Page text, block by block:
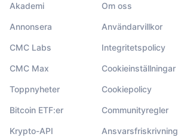
Akademi
Annonsera
CMC Labs
CMC Max
Toppnyheter
Bitcoin ETF:er
Krypto-API
Om oss
Användarvillkor
Integritetspolicy
Cookieinställningar
Cookiepolicy
Communityregler
Ansvarsfriskrivning